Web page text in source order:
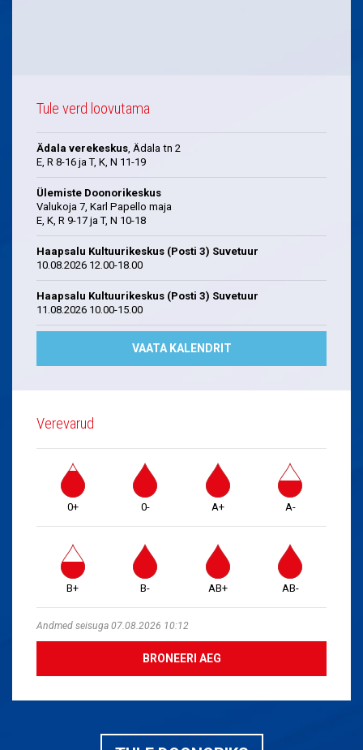
Tule verd loovutama
Ädala verekeskus, Ädala tn 2
E, R 8-16 ja T, K, N 11-19
Ülemiste Doonorikeskus
Valukoja 7, Karl Papello maja
E, K, R 9-17 ja T, N 10-18
Haapsalu Kultuurikeskus (Posti 3) Suvetuur
10.08.2026 12.00-18.00
Haapsalu Kultuurikeskus (Posti 3) Suvetuur
11.08.2026 10.00-15.00
VAATA KALENDRIT
Verevarud
0+ 0- A+ A-
B+ B- AB+ AB-
Andmed seisuga 07.08.2026 10:12
BRONEERI AEG